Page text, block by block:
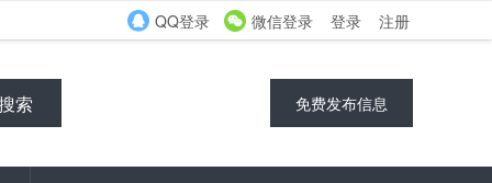
QQ登录 微信登录 登录 注册
索 免费发布信息